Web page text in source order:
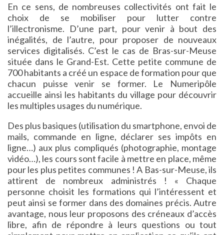
En ce sens, de nombreuses collectivités ont fait le
choix de se mobiliser pour lutter contre
l’illectronisme. D’une part, pour venir à bout des
inégalités, de l’autre, pour proposer de nouveaux
services digitalisés. C’est le cas de Bras-sur-Meuse
située dans le Grand-Est. Cette petite commune de
700 habitants a créé un espace de formation pour que
chacun puisse venir se former. Le Numeripôle
accueille ainsi les habitants du village pour découvrir
les multiples usages du numérique.
Des plus basiques (utilisation du smartphone, envoi de
mails, commande en ligne, déclarer ses impôts en
ligne…) aux plus compliqués (photographie, montage
vidéo…), les cours sont facile à mettre en place, même
pour les plus petites communes ! A Bas-sur-Meuse, ils
attirent de nombreux administrés ! « Chaque
personne choisit les formations qui l’intéressent et
peut ainsi se former dans des domaines précis. Autre
avantage, nous leur proposons des créneaux d’accès
libre, afin de répondre à leurs questions ou tout